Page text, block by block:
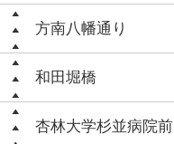
方南八幡通り
和田堀橋
杏林大学杉並病院前